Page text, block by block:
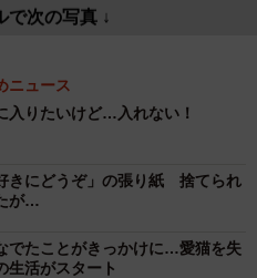
で次の写真 ↓
ニュース
入りたいけど…入れない！
きにどうぞ」の張り紙 捨てられ
が…
でたことがきっかけに…愛猫を失
生活がスタート